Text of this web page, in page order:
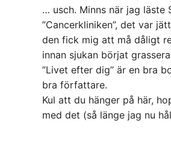
… usch. Minns när jag läste
”Cancerkliniken”, det var
den fick mig att må dåligt
innan sjukan börjat
”Livet efter dig” är en bra
bra författare.
Kul att du hänger på här,
med det (så länge jag nu